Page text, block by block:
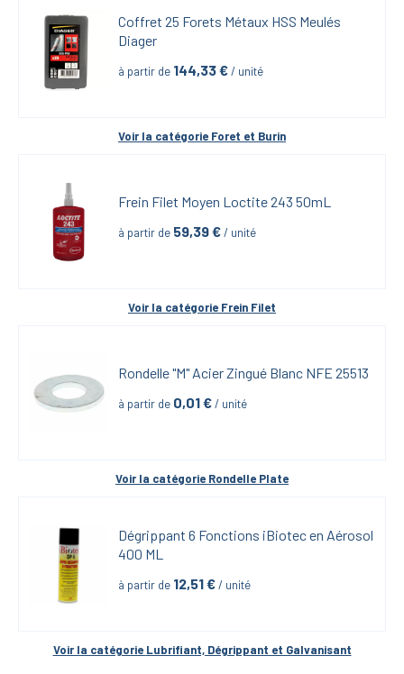
Coffret 25 Forets Métaux HSS Meulés
Diager
à partir de 144,33 € / unité
Voir la catégorie Foret et Burin
Frein Filet Moyen Loctite 243 50mL
à partir de 59,39 € / unité
Voir la catégorie Frein Filet
Rondelle "M" Acier Zingué Blanc NFE 25513
à partir de 0,01 € / unité
Voir la catégorie Rondelle Plate
Dégrippant 6 Fonctions iBiotec en Aérosol
400 ML
à partir de 12,51 € / unité
Voir la catégorie Lubrifiant, Dégrippant et Galvanisant